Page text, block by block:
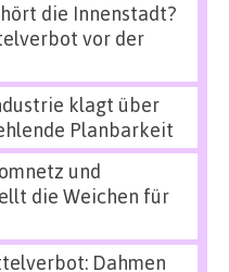
die Innenstadt?
vor der
klagt über
Planbarkeit
und
die Weichen für
Dahmen